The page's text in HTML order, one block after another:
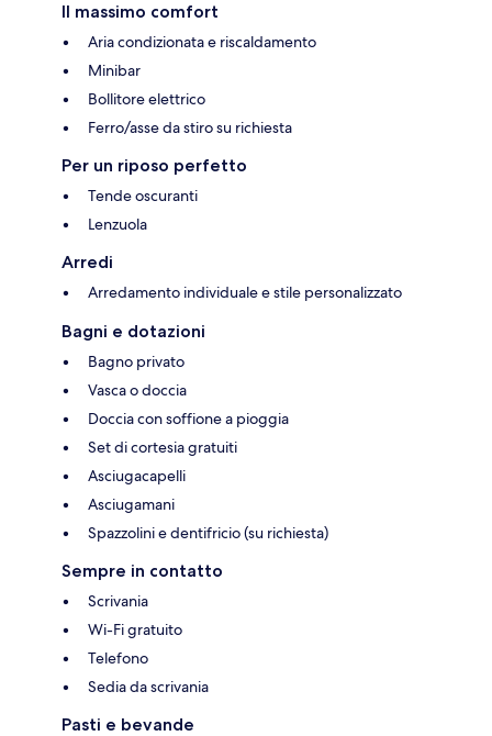
Il massimo comfort
Aria condizionata e riscaldamento
Minibar
Bollitore elettrico
Ferro/asse da stiro su richiesta
Per un riposo perfetto
Tende oscuranti
Lenzuola
Arredi
Arredamento individuale e stile personalizzato
Bagni e dotazioni
Bagno privato
Vasca o doccia
Doccia con soffione a pioggia
Set di cortesia gratuiti
Asciugacapelli
Asciugamani
Spazzolini e dentifricio (su richiesta)
Sempre in contatto
Scrivania
Wi-Fi gratuito
Telefono
Sedia da scrivania
Pasti e bevande